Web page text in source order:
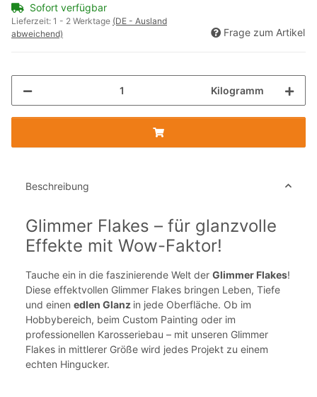
Sofort verfügbar
Lieferzeit: 1 - 2 Werktage (DE - Ausland
abweichend)
Frage zum Artikel
Kilogramm
Beschreibung
Glimmer Flakes – für glanzvolle
Effekte mit Wow-Faktor!
Tauche ein in die faszinierende Welt der Glimmer Flakes!
Diese effektvollen Glimmer Flakes bringen Leben, Tiefe
und einen edlen Glanz in jede Oberfläche. Ob im
Hobbybereich, beim Custom Painting oder im
professionellen Karosseriebau – mit unseren Glimmer
Flakes in mittlerer Größe wird jedes Projekt zu einem
echten Hingucker.